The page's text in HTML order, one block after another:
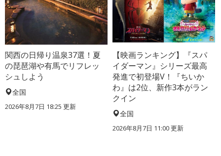
関西の日帰り温泉37選！夏
の琵琶湖や有馬でリフレッ
シュしよう
全国
2026年8月7日 18:25 更新
【映画ランキング】『スパ
イダーマン』シリーズ最高
発進で初登場V！『ちいか
わ』は2位、新作3本がラン
クイン
全国
2026年8月7日 11:00更新